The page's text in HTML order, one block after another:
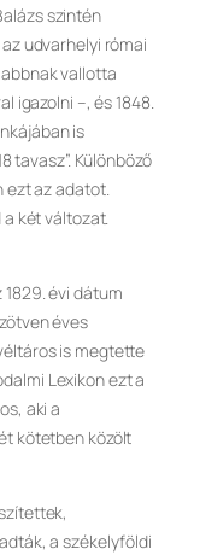
szintén
udvarhelyi római
vallotta
igazolni –, és 1848.
is
tavasz”. Különböző
ezt az adatot.
két változat.
évi dátum
éves
is megtette
Lexikon ezt a
aki a
kötetben közölt
a székelyföldi